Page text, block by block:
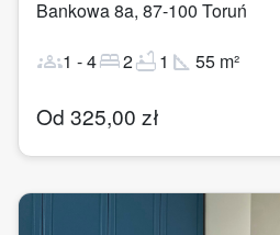
Bankowa 8a, 87-100 Toruń
groups1 -4bed2bathtub1 square_foot 55 m²
Od 325,00 zł